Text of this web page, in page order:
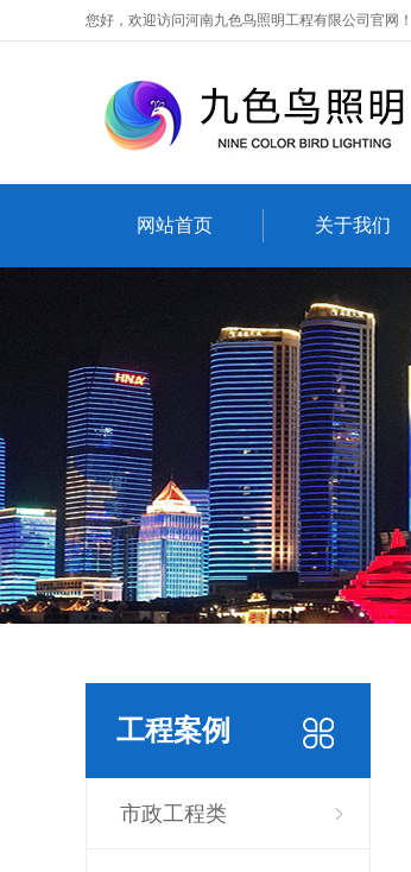
您好，欢迎访问河南九色鸟照明工程有限公司官网！
网站首页 关于我们
工程案例
市政工程类